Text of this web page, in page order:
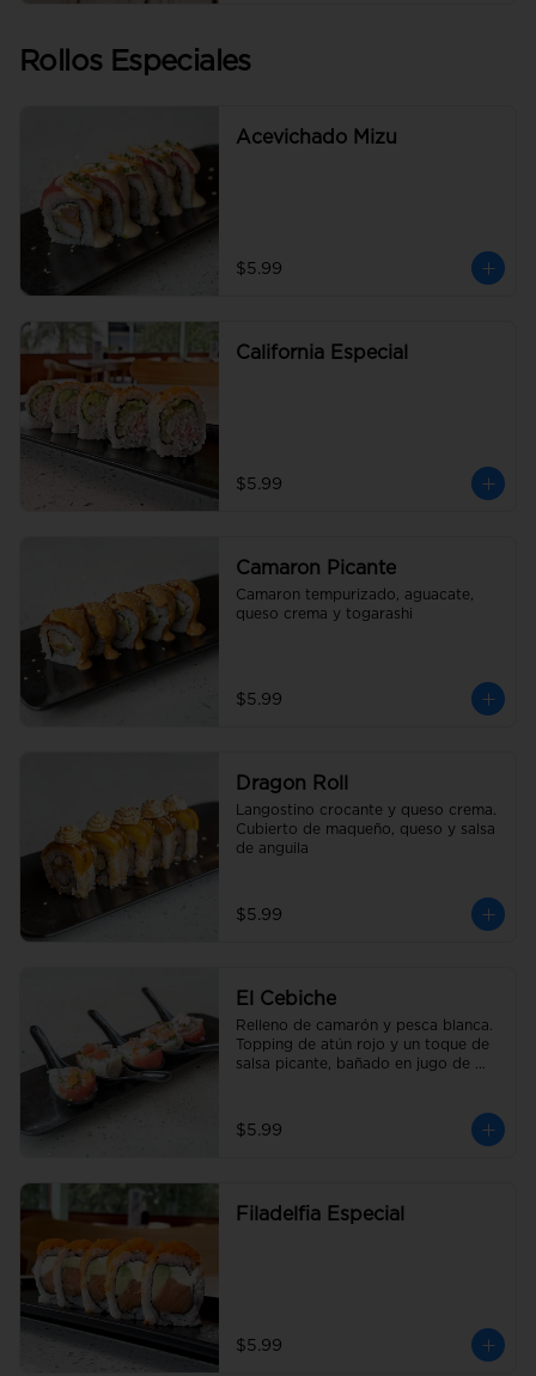
Rollos Especiales
Acevichado Mizu
$5.99
California Especial
$5.99
Camaron Picante
Camaron tempurizado, aguacate,
queso crema y togarashi
$5.99
Dragon Roll
Langostino crocante y queso crema.
Cubierto de maqueño, queso y salsa
de anguila
$5.99
El Cebiche
Relleno de camarón y pesca blanca.
Topping de atún rojo y un toque de
salsa picante, bañado en jugo de
$5.99
Filadelfia Especial
$5.99